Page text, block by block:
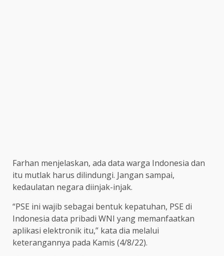
Farhan menjelaskan, ada data warga Indonesia dan
itu mutlak harus dilindungi. Jangan sampai,
kedaulatan negara diinjak-injak.
“PSE ini wajib sebagai bentuk kepatuhan, PSE di
Indonesia data pribadi WNI yang memanfaatkan
aplikasi elektronik itu,” kata dia melalui
keterangannya pada Kamis (4/8/22).